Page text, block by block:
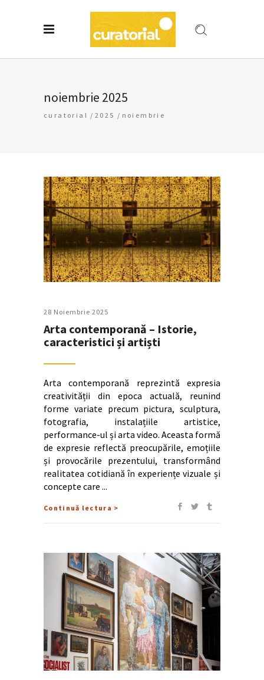
noiembrie 2025
curatorial / 2025 / noiembrie
28 Noiembrie 2025
Arta contemporană – Istorie,
caracteristici și artiști
Arta contemporană reprezintă expresia
creativității din epoca actuală, reunind
forme variate precum pictura, sculptura,
fotografia, instalațiile artistice,
performance-ul și arta video. Aceasta formă
de expresie reflectă preocupările, emoțiile
și provocările prezentului, transformând
realitatea cotidiană în experiențe vizuale și
concepte care
Continuă lectura >